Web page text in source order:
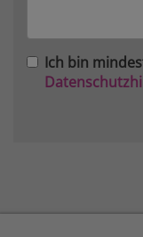
Ich bin